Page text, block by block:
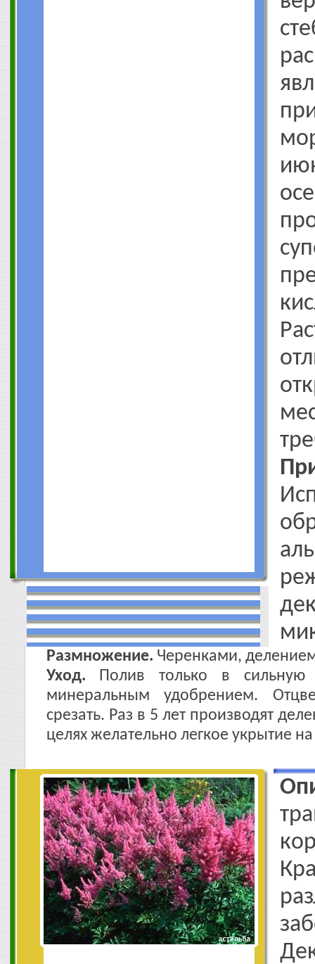
Размножение. Черенками,
Уход. Полив только в сильную
минеральным удобрением.
срезать. Раз в 5 лет производят
целях желательно легкое укрытие